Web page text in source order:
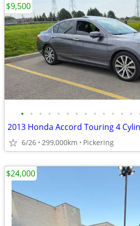
• • • • • • • • • • • • •
2013 Honda Accord Touring 4
6/26 299,000km Pickering
$9,500
$24,000